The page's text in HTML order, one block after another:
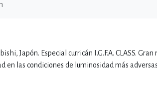
Japón. Especial curricán I.G.F.A. CLASS. Gran
en las condiciones de luminosidad más